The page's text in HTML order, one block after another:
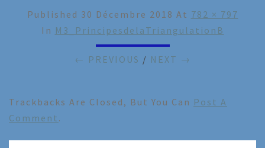
Published 30 Décembre 2018 At 782 × 797
In M3_PrincipesdelaTriangulationB
← PREVIOUS / NEXT →
Trackbacks Are Closed, But You Can Post A
Comment .